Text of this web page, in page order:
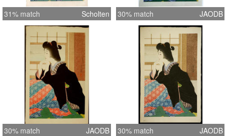
31% match Scholten 30% match JAODB
30% match JAODB 30% match JAODB